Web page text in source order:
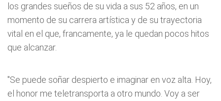
los grandes sueños de su vida a sus 52 años, en un
momento de su carrera artística y de su trayectoria
vital en el que, francamente, ya le quedan pocos hitos
que alcanzar.
"Se puede soñar despierto e imaginar en voz alta. Hoy,
el honor me teletransporta a otro mundo. Voy a ser